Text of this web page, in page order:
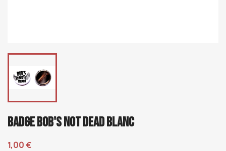
BADGE BOB'S NOT DEAD BLANC
1,00 €